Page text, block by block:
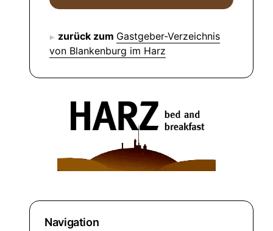
zurück zum Gastgeber-Verzeichnis
von Blankenburg im Harz
Navigation